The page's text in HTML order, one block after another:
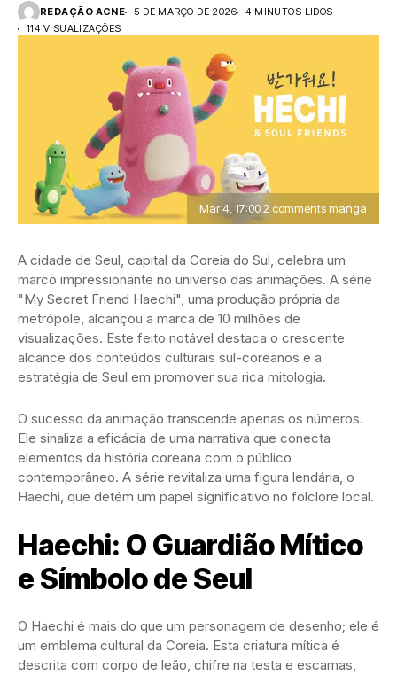
REDAÇÃO ACNE 5 DE MARÇO DE 2026
4 MINUTOS LIDOS
114 VISUALIZAÇÕES
Mar 4, 17:00 2 comments manga
A cidade de Seul, capital da Coreia do Sul, celebra um
marco impressionante no universo das animações. A série
"My Secret Friend Haechi", uma produção própria da
metrópole, alcançou a marca de 10 milhões de
visualizações. Este feito notável destaca o crescente
alcance dos conteúdos culturais sul-coreanos e a
estratégia de Seul em promover sua rica mitologia.
O sucesso da animação transcende apenas os números.
Ele sinaliza a eficácia de uma narrativa que conecta
elementos da história coreana com o público
contemporâneo. A série revitaliza uma figura lendária, o
Haechi, que detém um papel significativo no folclore local.
Haechi: O Guardião Mítico
e Símbolo de Seul
O Haechi é mais do que um personagem de desenho; ele é
um emblema cultural da Coreia. Esta criatura mítica é
descrita com corpo de leão, chifre na testa e escamas,